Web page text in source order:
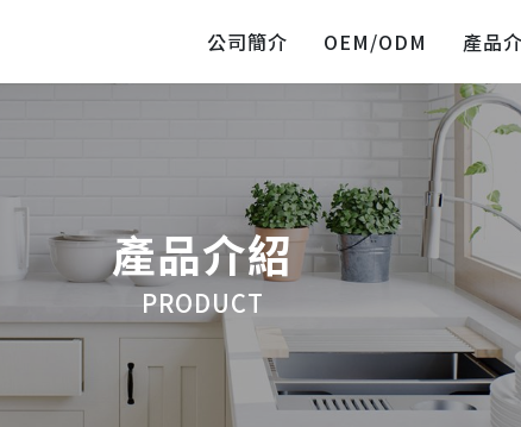
公司簡介 OEM/ODM 產品
產品介紹
PRODUCT